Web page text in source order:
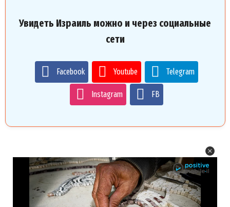
Увидеть Израиль можно и через социальные
сети
Facebook Youtube Telegram
Instagram FB